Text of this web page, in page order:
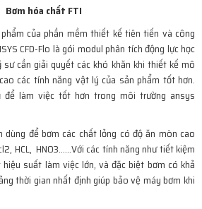
Bơm hóa chất FTI
của phần mềm thiết kế tiên tiến và công
CFD-Flo là gói modul phân tích động lực học
cần giải quyết các khó khăn khi thiết kế mô
các tính năng vật lý của sản phẩm tốt hơn.
để làm việc tốt hơn trong môi trường ansys
để bơm các chất lỏng có độ ăn mòn cao
HCL, HNO3……Với các tính năng như tiết kiệm
suất làm việc lớn, và đặc biệt bơm có khả
thời gian nhất định giúp bảo vệ máy bơm khi